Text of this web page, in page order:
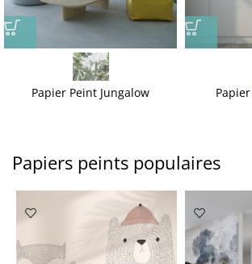
Papier Peint Jungalow
Papiers peints populaires